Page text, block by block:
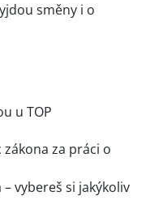
směny i o
u TOP
za práci o
vybereš si jakýkoliv